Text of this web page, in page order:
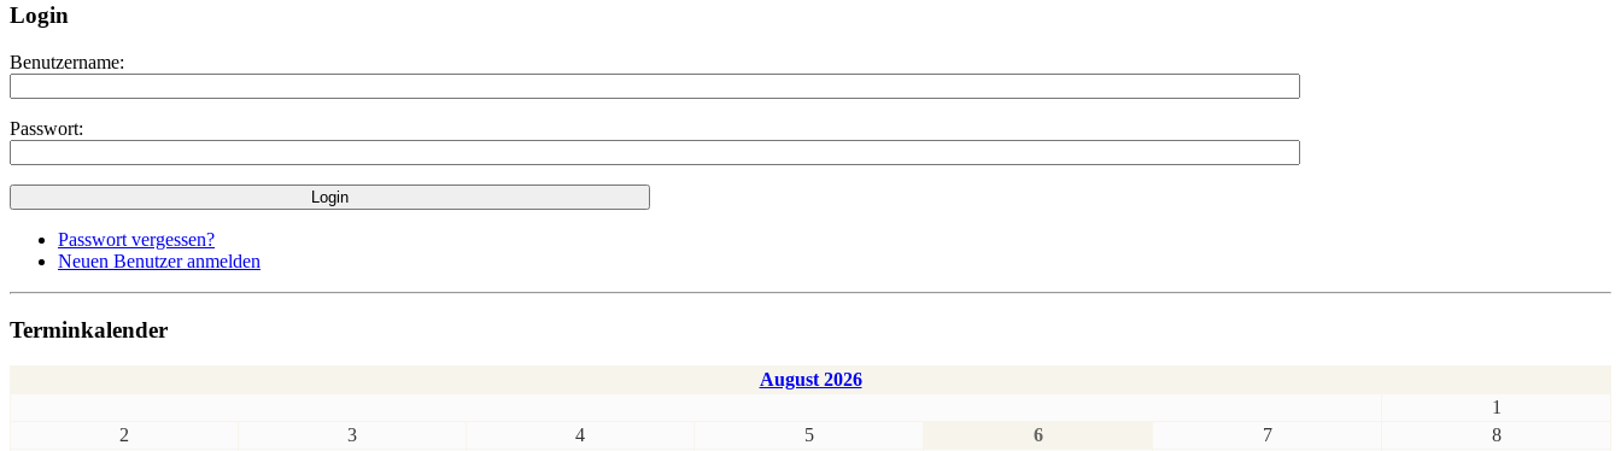
Login
Benutzername:
Passwort:
Passwort vergessen?
Neuen Benutzer anmelden
Terminkalender
August 2026
1
2
3 4 5 6 7
8